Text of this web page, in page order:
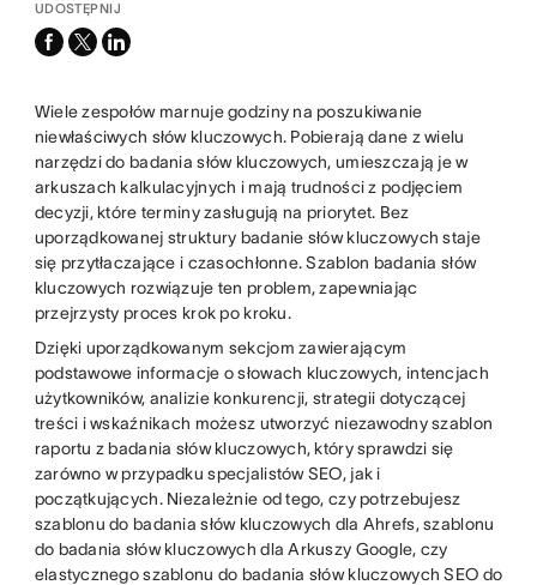
UDOSTĘPNIJ
facebook
x-
linkedin
Wiele zespołów marnuje godziny na poszukiwanie
niewłaściwych słów kluczowych. Pobierają dane z wielu
narzędzi do badania słów kluczowych, umieszczają je w
arkuszach kalkulacyjnych i mają trudności z podjęciem
decyzji, które terminy zasługują na priorytet. Bez
uporządkowanej struktury badanie słów kluczowych staje
się przytłaczające i czasochłonne. Szablon badania słów
kluczowych rozwiązuje ten problem, zapewniając
przejrzysty proces krok po kroku.
Dzięki uporządkowanym sekcjom zawierającym
podstawowe informacje o słowach kluczowych, intencjach
użytkowników, analizie konkurencji, strategii dotyczącej
treści i wskaźnikach możesz utworzyć niezawodny szablon
raportu z badania słów kluczowych, który sprawdzi się
zarówno w przypadku specjalistów SEO, jak i
początkujących. Niezależnie od tego, czy potrzebujesz
szablonu do badania słów kluczowych dla Ahrefs, szablonu
do badania słów kluczowych dla Arkuszy Google, czy
elastycznego szablonu do badania słów kluczowych SEO do